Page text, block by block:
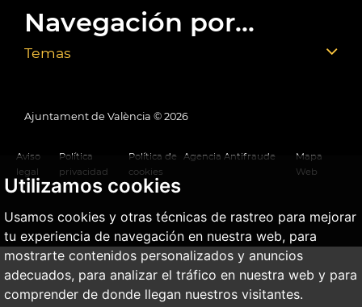
Utilizamos cookies
Usamos cookies y otras técnicas de rastreo para mejorar
tu experiencia de navegación en nuestra web, para
mostrarte contenidos personalizados y anuncios
adecuados, para analizar el tráfico en nuestra web y para
comprender de donde llegan nuestros visitantes.
Navegación por...
Temas
Ajuntament de València © 2026
Aviso
legal
Política
privacidad
Política de
cookies
Agencia Antifraude
Mapa
Web